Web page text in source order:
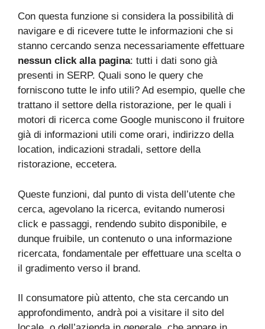
Con questa funzione si considera la possibilità di
navigare e di ricevere tutte le informazioni che si
stanno cercando senza necessariamente effettuare
nessun click alla pagina: tutti i dati sono già
presenti in SERP. Quali sono le query che
forniscono tutte le info utili? Ad esempio, quelle che
trattano il settore della ristorazione, per le quali i
motori di ricerca come Google muniscono il fruitore
già di informazioni utili come orari, indirizzo della
location, indicazioni stradali, settore della
ristorazione, eccetera.
Queste funzioni, dal punto di vista dell’utente che
cerca, agevolano la ricerca, evitando numerosi
click e passaggi, rendendo subito disponibile, e
dunque fruibile, un contenuto o una informazione
ricercata, fondamentale per effettuare una scelta o
il gradimento verso il brand.
Il consumatore più attento, che sta cercando un
approfondimento, andrà poi a visitare il sito del